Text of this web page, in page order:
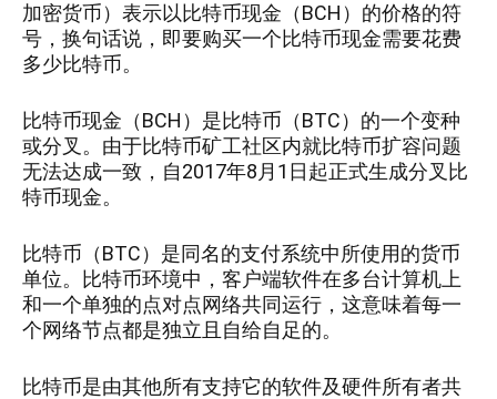
加密货币）表示以比特币现金（BCH）的价格的符
号，换句话说，即要购买一个比特币现金需要花费
多少比特币。
比特币现金（BCH）是比特币（BTC）的一个变种
或分叉。由于比特币矿工社区内就比特币扩容问题
无法达成一致，自2017年8月1日起正式生成分叉比
特币现金。
比特币（BTC）是同名的支付系统中所使用的货币
单位。比特币环境中，客户端软件在多台计算机上
和一个单独的点对点网络共同运行，这意味着每一
个网络节点都是独立且自给自足的。
比特币是由其他所有支持它的软件及硬件所有者共